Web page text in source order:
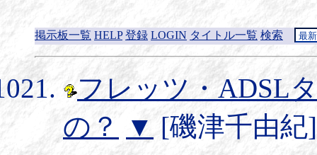
掲示板一覧 HELP 登録 LOGIN タイトル一覧 検索
フレッツ・ADSL
の？
▼ [磯津千由紀